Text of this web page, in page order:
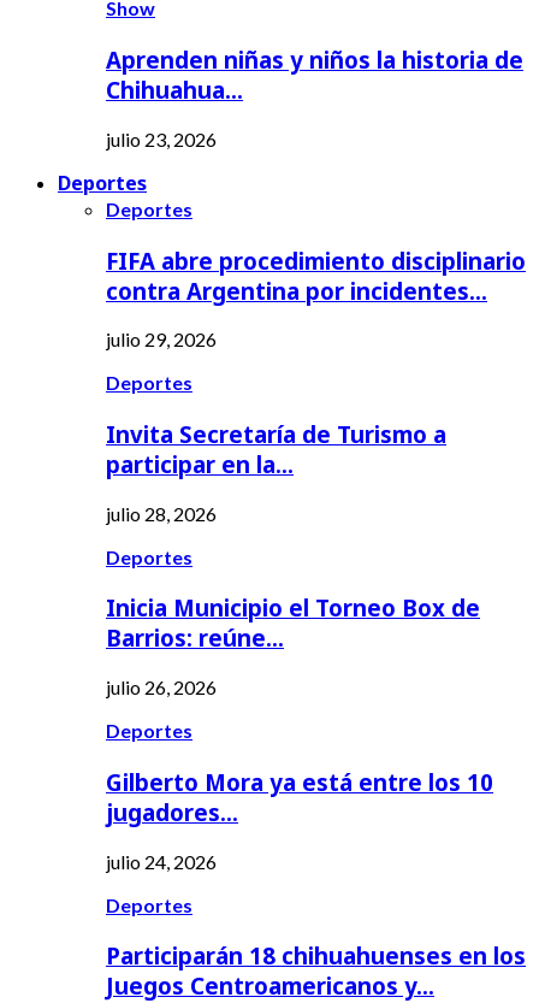
Show
Aprenden niñas y niños la historia de
Chihuahua…
julio 23, 2026
Deportes
Deportes
FIFA abre procedimiento disciplinario
contra Argentina por incidentes…
julio 29, 2026
Deportes
Invita Secretaría de Turismo a
participar en la…
julio 28, 2026
Deportes
Inicia Municipio el Torneo Box de
Barrios: reúne…
julio 26, 2026
Deportes
Gilberto Mora ya está entre los 10
jugadores…
julio 24, 2026
Deportes
Participarán 18 chihuahuenses en los
Juegos Centroamericanos y…